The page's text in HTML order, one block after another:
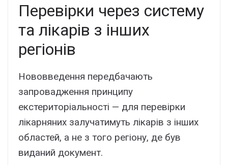
Перевірки через систему
та лікарів з інших
регіонів
Нововведення передбачають
запровадження принципу
екстериторіальності — для перевірки
лікарняних залучатимуть лікарів з інших
областей, а не з того регіону, де був
виданий документ.